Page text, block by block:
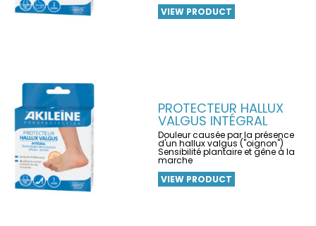
VIEW PRODUCT
PROTECTEUR HALLUX
VALGUS INTÉGRAL
Douleur causée par la présence
d'un hallux valgus ("oignon")
Sensibilité plantaire et gêne à la
marche
VIEW PRODUCT